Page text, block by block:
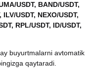
USDT, BAND/USDT,
USDT, NEXO/USDT,
RPL/USDT, ID/USDT,
buyurtmalarni avtomatik
qaytaradi.